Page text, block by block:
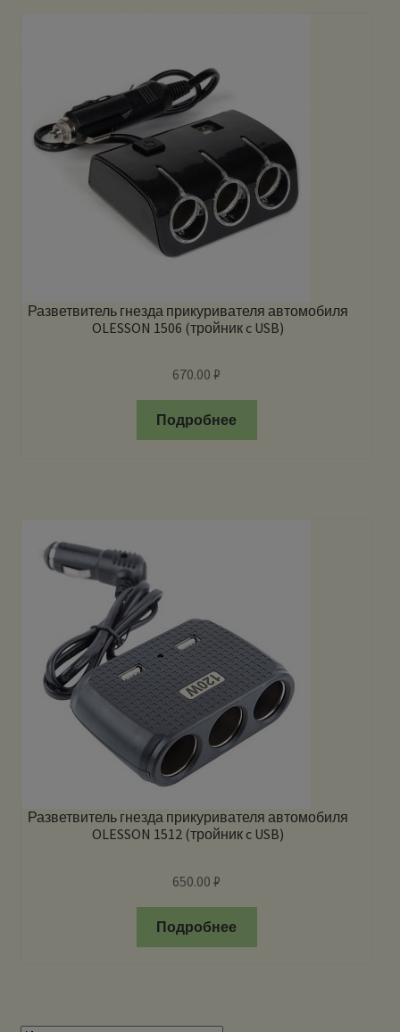
Разветвитель гнезда прикуривателя автомобиля
OLESSON 1506 (тройник c USB)
670.00₽
Подробнее
Разветвитель гнезда прикуривателя автомобиля
OLESSON 1512 (тройник c USB)
650.00₽
Подробнее